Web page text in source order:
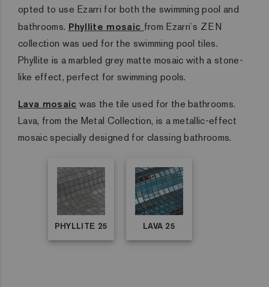
opted to use Ezarri for both the swimming pool and
bathrooms. Phyllite mosaic from Ezarri´s ZEN
collection was ued for the swimming pool tiles.
Phyllite is a marbled grey matte mosaic with a stone-
like effect, perfect for swimming pools.
Lava mosaic was the tile used for the bathrooms.
Lava, from the Metal Collection, is a metallic-effect
mosaic specially designed for classing bathrooms.
PHYLLITE 25 LAVA 25